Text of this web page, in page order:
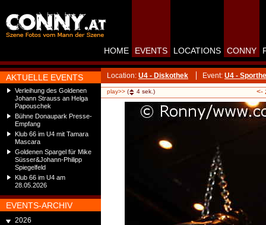
AKTUELLE EVENTS
Verleihung des Goldenen
Johann Strauss an Helga
Papouschek
Bühne Donaupark Presse-
Empfang
Klub 66 im U4 mit Tamara
Mascara
Goldenen Spargel für Mike
Süsser&Johann-Philipp
Spiegelfeld
Klub 66 im U4 am
28.05.2026
EVENTS-ARCHIV
2026
HOME EVENTS LOCATIONS CONNY
Location: U4 - Diskothek Event: U4 -
play>> ( 4 sek.) <-